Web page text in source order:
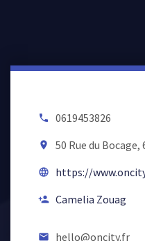
local_phone 0619453826
room 50 Rue du Bocage,
language https://
person_add Camelia Zouag
email hello@oncity.fr